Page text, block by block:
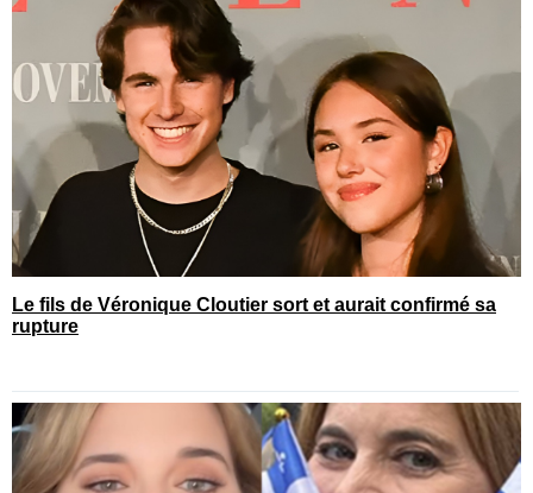
Le fils de Véronique Cloutier sort et aurait confirmé sa
rupture